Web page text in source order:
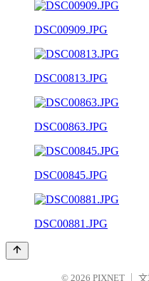
DSC00909.JPG
DSC00813.JPG
DSC00863.JPG
DSC00845.JPG
DSC00881.JPG
© 2026 PIXNET